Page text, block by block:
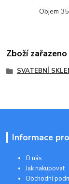
Objem
Zboží
SVATEBNÍ
Informace
O nás
Jak nakupovat
Obchodní